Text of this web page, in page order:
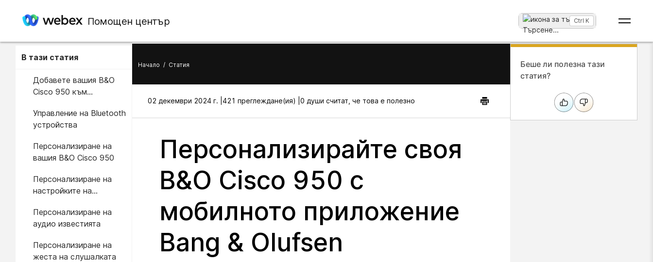
Помощен център
Търсене...
Ctrl K
В тази статия
Добавете вашия B&O
Cisco 950 към
Olufsen
Управление на Bluetooth
устройства
Персонализиране на
вашия B&O Cisco 950
Персонализиране на
настройките на
Персонализиране на
аудио известията
Персонализиране на
жеста на слушалката
Начало / Статия
02 декември 2024 г. | 421 преглеждане(ия) | 0 души считат, че това е полезно
Персонализирайте своя
B&O Cisco 950 с
мобилното приложение
Bang & Olufsen
Беше ли полезна тази
статия?